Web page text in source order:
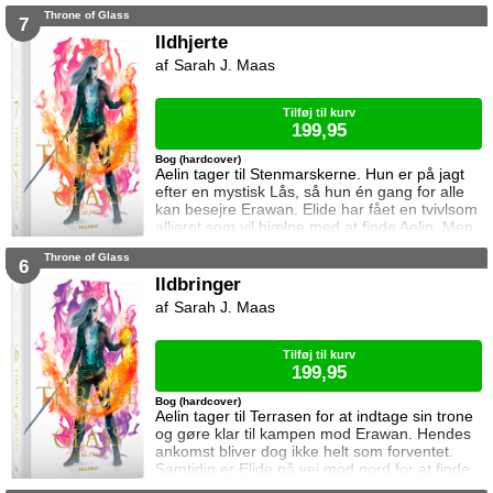
og med det indbyggede lys, pynter den også i
mørke. I denne booknook går døren op og i til
uglens charmerende lille boghandel, som med
7 Throne of Glass
Ildhjerte
Aelin tager til Stenmarskerne. Hun er på jagt
efter en mystisk Lås, så hun én gang for alle
kan besejre Erawan. Elide har fået en tvivlsom
allieret som vil hjælpe med at finde Aelin. Men
for hvilken pris? Manon vågner i lænker og
Dorian ikke glemme heksen der hjalp ham i
Bog (hardcover)
Sarah J. Maas
Tilføj til kurv
199,95
6 Throne of Glass
Ildbringer
Aelin tager til Terrasen for at indtage sin trone
og gøre klar til kampen mod Erawan. Hendes
ankomst bliver dog ikke helt som forventet.
Samtidig er Elide på vej mod nord for at finde
Aelin og Celaena Sardothien. Oakwaldskoven
Bog (hardcover)
Sarah J. Maas
Tilføj til kurv
199,95